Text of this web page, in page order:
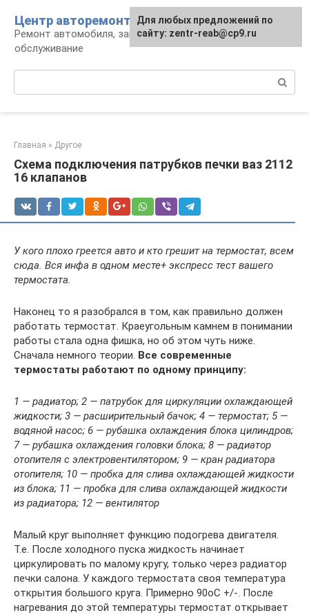
контенту
Центр авторемонта
Ремонт автомобиля, запчасти и
обслуживание
Главная » Другое
Схема подключения патрубков печки ваз 2112
16 клапанов
У кого плохо греется авто и кто грешит на термостат, всем
сюда. Вся инфа в одном месте+ экспресс тест вашего
термостата.
Наконец то я разобрался в том, как правильно должен
работать термостат. Краеугольным камнем в понимании
работы стала одна фишка, но об этом чуть ниже.
Сначала немного теории. Все современные
термостаты работают по одному принципу:
1 — радиатор; 2 — патрубок для циркуляции охлаждающей
жидкости; 3 — расширительный бачок; 4 — термостат; 5 —
водяной насос; 6 — рубашка охлаждения блока цилиндров;
7 — рубашка охлаждения головки блока; 8 — радиатор
отопителя с электровентилятором; 9 — кран радиатора
отопителя; 10 — пробка для слива охлаждающей жидкости
из блока; 11 — пробка для слива охлаждающей жидкости
из радиатора; 12 — вентилятор
Малый круг выполняет функцию подогрева двигателя.
Т.е. После холодного пуска жидкость начинает
циркулировать по малому кругу, только через радиатор
печки салона. У каждого термостата своя температура
открытия большого круга. Примерно 90оС +/-. После
нагревания до этой температуры термостат открывает
Для любых предложений по
сайту: zentr-reab@cp9.ru